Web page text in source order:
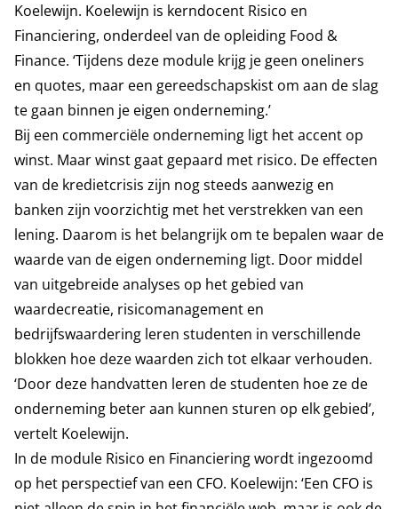
Koelewijn. Koelewijn is kerndocent Risico en
Financiering, onderdeel van de opleiding Food &
Finance. ‘Tijdens deze module krijg je geen oneliners
en quotes, maar een gereedschapskist om aan de slag
te gaan binnen je eigen onderneming.’
Bij een commerciële onderneming ligt het accent op
winst. Maar winst gaat gepaard met risico. De effecten
van de kredietcrisis zijn nog steeds aanwezig en
banken zijn voorzichtig met het verstrekken van een
lening. Daarom is het belangrijk om te bepalen waar de
waarde van de eigen onderneming ligt. Door middel
van uitgebreide analyses op het gebied van
waardecreatie, risicomanagement en
bedrijfswaardering leren studenten in verschillende
blokken hoe deze waarden zich tot elkaar verhouden.
‘Door deze handvatten leren de studenten hoe ze de
onderneming beter aan kunnen sturen op elk gebied’,
vertelt Koelewijn.
In de module Risico en Financiering wordt ingezoomd
op het perspectief van een CFO. Koelewijn: ‘Een CFO is